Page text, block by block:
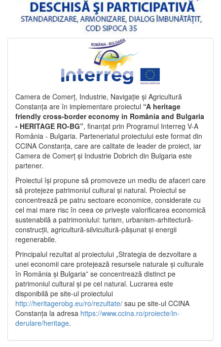
Camera de Comerț, Industrie, Navigație și Agricultură
Constanța are în implementare proiectul “A heritage
friendly cross-border economy in România and Bulgaria
- HERITAGE RO-BG”, finanțat prin Programul Interreg V-A
România - Bulgaria. Parteneriatul proiectului este format din
CCINA Constanța, care are calitate de leader de proiect, iar
Camera de Comerț și Industrie Dobrich din Bulgaria este
partener.
Proiectul își propune să promoveze un mediu de afaceri care
să protejeze patrimoniul cultural și natural. Proiectul se
concentrează pe patru sectoare economice, considerate cu
cel mai mare risc în ceea ce privește valorificarea economică
sustenabilă a patrimoniului: turism, urbanism-arhitectură-
construcții, agricultură-silvicultură-pășunat și energii
regenerabile.
Principalul rezultat al proiectului „Strategia de dezvoltare a
unei economii care protejează resursele naturale și culturale
în România și Bulgaria” se concentrează distinct pe
patrimoniul cultural și pe cel natural. Lucrarea este
disponibilă pe site-ul proiectului
http://heritagerobg.eu/ro/rezultate/ sau pe site-ul CCINA
Constanța la adresa https://www.ccina.ro/proiecte/in-
derulare/heritage.